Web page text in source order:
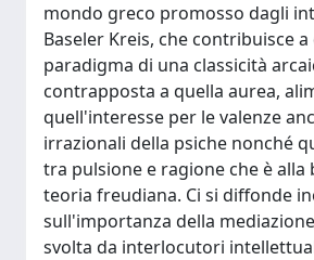
mondo greco promosso dagli
Baseler Kreis, che contribuisce
paradigma di una classicità
contrapposta a quella aurea,
quell'interesse per le valenze
irrazionali della psiche nonché
tra pulsione e ragione che è alla
teoria freudiana. Ci si diffonde
sull'importanza della
svolta da interlocutori